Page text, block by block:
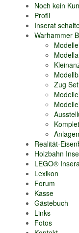
Noch kein
Profil
Inserat
Warhammer
Zug Set
Realität-
Holzbahn
LEGO®
Lexikon
Forum
Kasse
Gästebuch
Links
Fotos